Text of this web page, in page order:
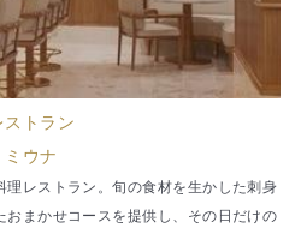
ストラン
ミウナ
レストラン。旬の食材を生かした刺身
まかせコースを提供し、その日だけの